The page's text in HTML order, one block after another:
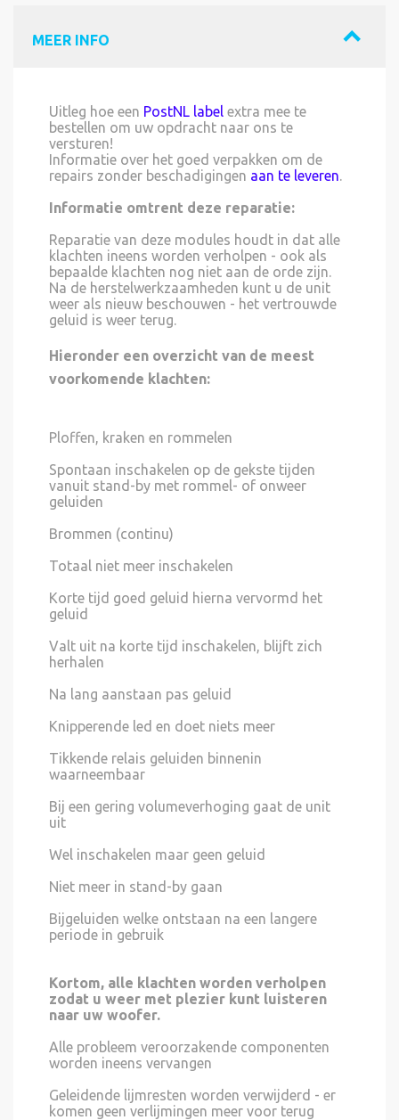
MEER INFO
Uitleg hoe een PostNL label extra mee te
bestellen om uw opdracht naar ons te
versturen!
Informatie over het goed verpakken om de
repairs zonder beschadigingen aan te leveren.
Informatie omtrent deze reparatie:
Reparatie van deze modules houdt in dat alle
klachten ineens worden verholpen - ook als
bepaalde klachten nog niet aan de orde zijn.
Na de herstelwerkzaamheden kunt u de unit
weer als nieuw beschouwen - het vertrouwde
geluid is weer terug.
Hieronder een overzicht van de meest
voorkomende klachten:
Ploffen, kraken en rommelen
Spontaan inschakelen op de gekste tijden
vanuit stand-by met rommel- of onweer
geluiden
Brommen (continu)
Totaal niet meer inschakelen
Korte tijd goed geluid hierna vervormd het
geluid
Valt uit na korte tijd inschakelen, blijft zich
herhalen
Na lang aanstaan pas geluid
Knipperende led en doet niets meer
Tikkende relais geluiden binnenin
waarneembaar
Bij een gering volumeverhoging gaat de unit
uit
Wel inschakelen maar geen geluid
Niet meer in stand-by gaan
Bijgeluiden welke ontstaan na een langere
periode in gebruik
Kortom, alle klachten worden verholpen
zodat u weer met plezier kunt luisteren
naar uw woofer.
Alle probleem veroorzakende componenten
worden ineens vervangen
Geleidende lijmresten worden verwijderd - er
komen geen verlijmingen meer voor terug